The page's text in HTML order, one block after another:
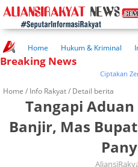
Home Hukum & Kriminal
Kuliner Rakyat
Wisata Rakyat
Kesehatan
Breaking News
Ciptakan Zero
Home / Info Rakyat/ Detail berita
Tangapi
Banjir, Mas